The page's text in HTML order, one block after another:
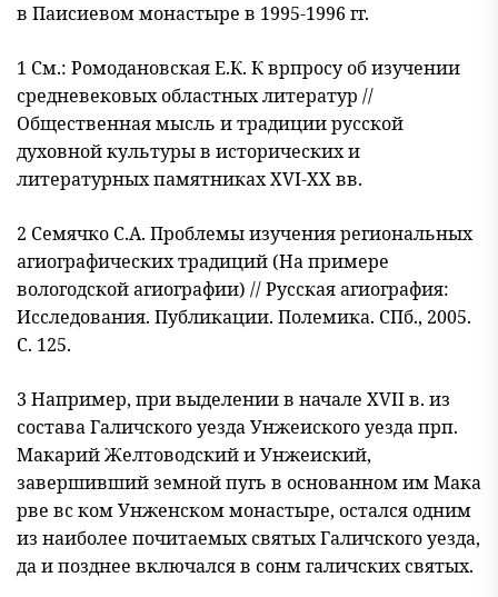
в Паисиевом монастыре в 1995-1996 гг.
1 См.: Ромодановская Е.К. К врпросу об изучении
средневековых областных литератур //
Общественная мысль и традиции русской
духовной культуры в исторических и
литературных памятниках XVI-XX вв.
2 Семячко С.А. Проблемы изучения региональных
агиографических традиций (На примере
вологодской агиографии) // Русская агиография:
Исследования. Публикации. Полемика. СПб., 2005.
С. 125.
3 Например, при выделении в начале XVII в. из
состава Галичского уезда Унжеиского уезда прп.
Макарий Желтоводский и Унжеиский,
завершивший земной пугь в основанном им Мака
рве вс ком Унженском монастыре, остался одним
из наиболее почитаемых святых Галичского уезда,
да и позднее включался в сонм галичских святых.